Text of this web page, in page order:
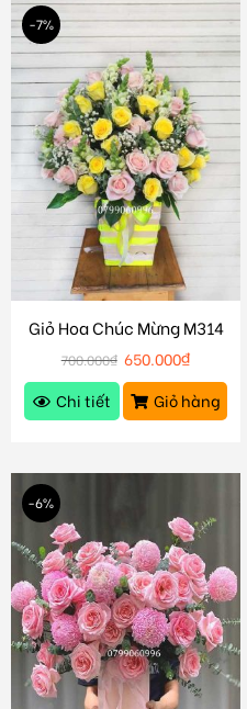
-7%
Giỏ Hoa Chúc Mừng M314
700.000₫ 650.000₫
Chi tiết
Giỏ hàng
-6%